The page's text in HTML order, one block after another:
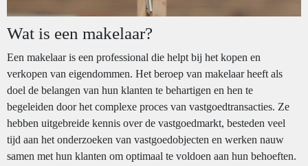
Wat is een makelaar?
Een makelaar is een professional die helpt bij het kopen en
verkopen van eigendommen. Het beroep van makelaar heeft als
doel de belangen van hun klanten te behartigen en hen te
begeleiden door het complexe proces van vastgoedtransacties. Ze
hebben uitgebreide kennis over de vastgoedmarkt, besteden veel
tijd aan het onderzoeken van vastgoedobjecten en werken nauw
samen met hun klanten om optimaal te voldoen aan hun behoeften.